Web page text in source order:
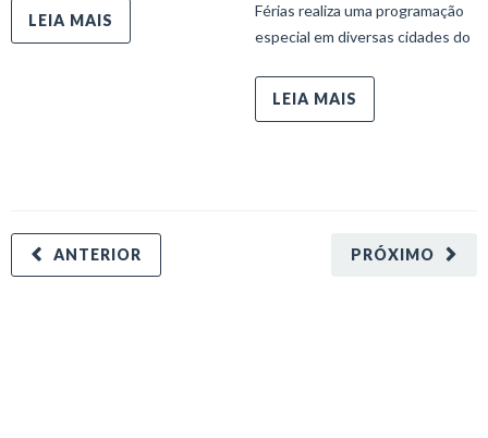
LEIA MAIS
Férias realiza uma programação
especial em diversas cidades do
LEIA MAIS
PRÓXIMO
ANTERIOR